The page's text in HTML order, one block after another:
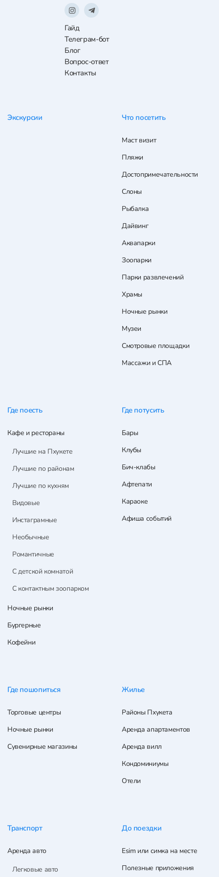
Гайд
Телеграм-бот
Блог
Вопрос-ответ
Контакты
Экскурсии Что посетить
Маст визит
Пляжи
Достопримечательности
Слоны
Рыбалка
Дайвинг
Аквапарки
Зоопарки
Парки развлечений
Храмы
Ночные рынки
Музеи
Смотровые площадки
Массажи и СПА
Где поесть
Кафе и рестораны
Лучшие на Пхукете
Лучшие по районам
Лучшие по кухням
Видовые
Инстаграмные
Необычные
Романтичные
С детской комнатой
С контактным зоопарком
Ночные рынки
Бургерные
Кофейни
Где потусить
Бары
Клубы
Бич-клабы
Афтепати
Караоке
Афиша событий
Где пошопиться
Торговые центры
Ночные рынки
Сувенирные магазины
Жилье
Районы Пхукета
Аренда апартаментов
Аренда вилл
Кондоминиумы
Отели
Транспорт
Аренда авто
Легковые авто
До поездки
Esim или симка на месте
Полезные приложения